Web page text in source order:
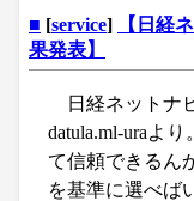
■ [service]
【日経
果発表】
日経ネットナ
datula.ml-uraよ
て信頼できるん
を基準に選べば